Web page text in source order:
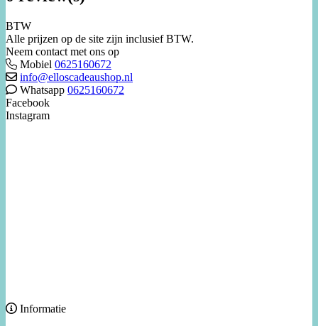
BTW
Alle prijzen op de site zijn inclusief BTW.
Neem contact met ons op
Mobiel 0625160672
info@elloscadeaushop.nl
Whatsapp 0625160672
Facebook
Instagram
Informatie